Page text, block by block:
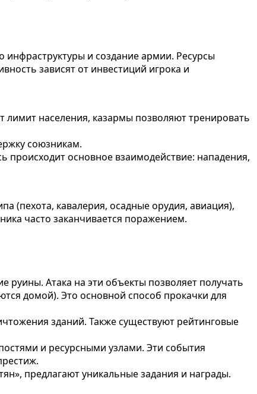
инфраструктуры и создание армии. Ресурсы
зависят от инвестиций игрока и
населения, казармы позволяют тренировать
союзникам.
происходит основное взаимодействие: нападения,
(пехота, кавалерия, осадные орудия, авиация),
часто заканчивается поражением.
руины. Атака на эти объекты позволяет получать
домой). Это основной способ прокачки для
зданий. Также существуют рейтинговые
и ресурсными узлами. Эти события
предлагают уникальные задания и награды.